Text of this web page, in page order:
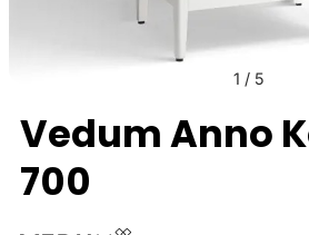
1 / 5
Vedum Anno
700